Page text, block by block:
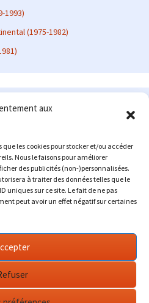
aux
les cookies pour stocker et/ou accéder
Nous le faisons pour améliorer
des publicités (non-)personnalisées.
à traiter des données telles que le
uniques sur ce site. Le fait de ne pas
peut avoir un effet négatif sur certaines
1993)
(1975-1982)
ancienne depuis de
d'un blog qui a connu un relatif
mon autonomie et me lancer
Ancienne.